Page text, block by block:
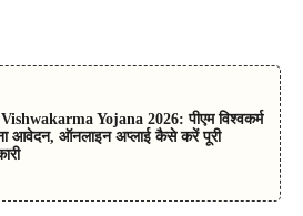
Yojana 2026: पीएम विश्वकर्म
आवेदन, ऑनलाइन अप्लाई कैसे करें पूरी